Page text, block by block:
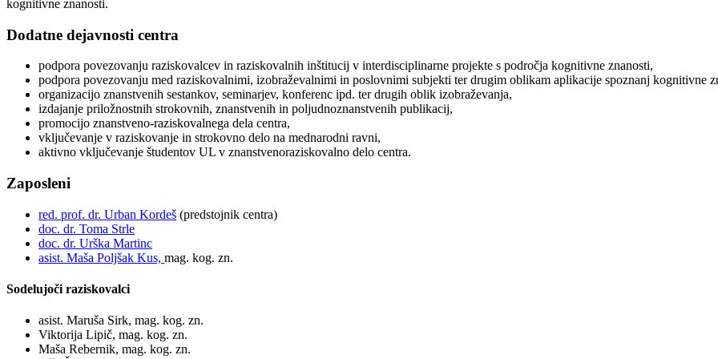
kognitivne znanosti.
Dodatne dejavnosti centra
podpora povezovanju raziskovalcev in raziskovalnih inštitucij v interdisciplinarne projekte s področja kognitivne znanosti,
podpora povezovanju med raziskovalnimi, izobraževalnimi in poslovnimi subjekti ter drugim oblikam aplikacije spoznanj kognitivne
organizacijo znanstvenih sestankov, seminarjev, konferenc ipd. ter drugih oblik izobraževanja,
izdajanje priložnostnih strokovnih, znanstvenih in poljudnoznanstvenih publikacij,
promocijo znanstveno-raziskovalnega dela centra,
vključevanje v raziskovanje in strokovno delo na mednarodni ravni,
aktivno vključevanje študentov UL v znanstvenoraziskovalno delo centra.
Zaposleni
red. prof. dr. Urban Kordeš (predstojnik centra)
doc. dr. Toma Strle
doc. dr. Urška Martinc
asist. Maša Poljšak Kus, mag. kog. zn.
Sodelujoči raziskovalci
asist. Maruša Sirk, mag. kog. zn.
Viktorija Lipič, mag. kog. zn.
Maša Rebernik, mag. kog. zn.